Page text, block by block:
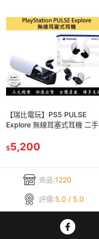
【瑞比電玩】PS5 PULSE
Explore 無線耳塞式耳機 二手
$5,200
商品:1220
評價:5.0 / 5.0